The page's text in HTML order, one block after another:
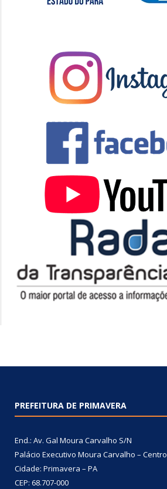
PREFEITURA DE PRIMAVERA
End.: Av. Gal Moura Carvalho S/N
Palácio Executivo Moura Carvalho – Centro
Cidade: Primavera – PA
CEP: 68.707-000